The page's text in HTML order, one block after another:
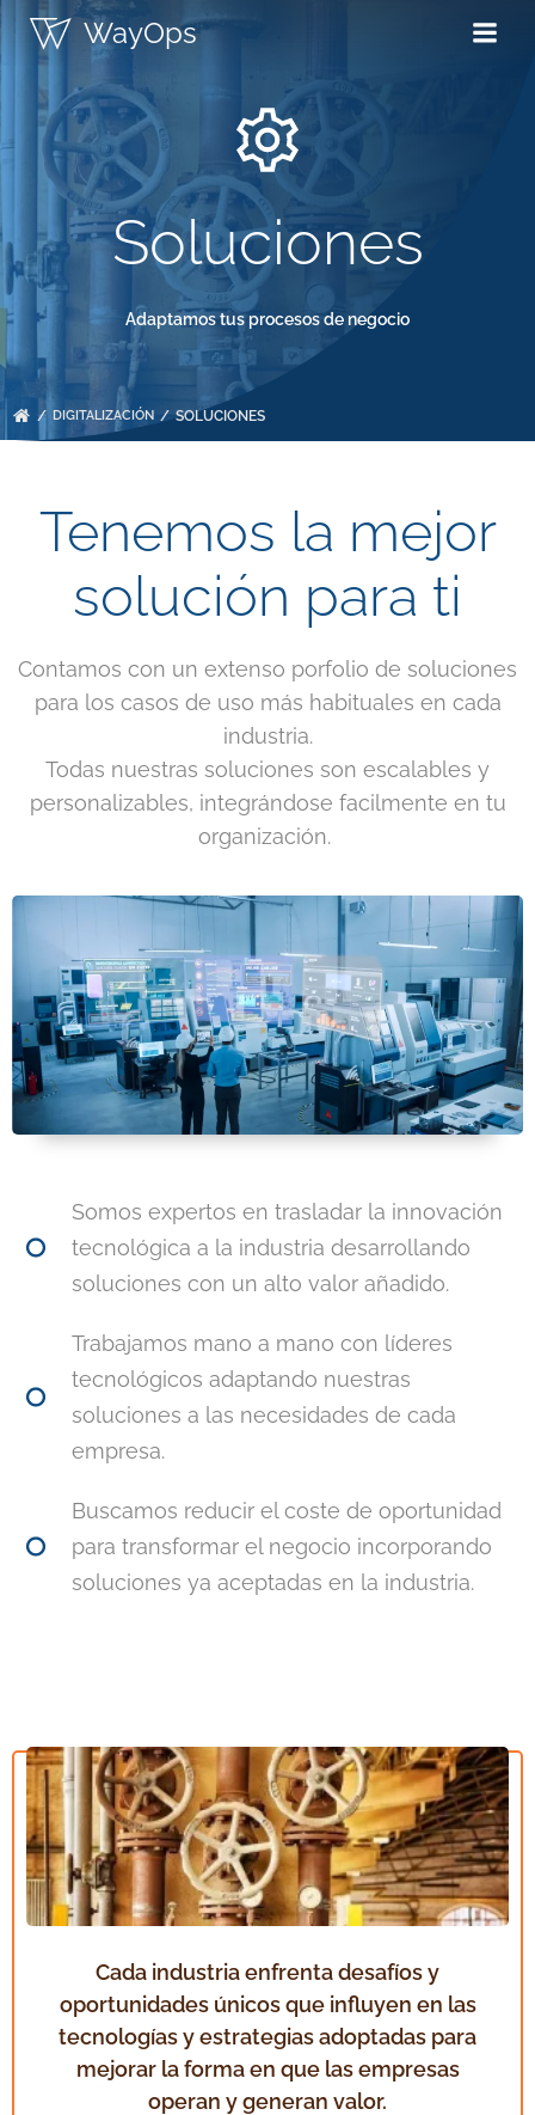
WayOps
Soluciones
Adaptamos tus procesos de negocio
DIGITALIZACIÓN SOLUCIONES
Tenemos la mejor
solución para ti
Contamos con un extenso porfolio de soluciones
para los casos de uso más habituales en cada
industria.
Todas nuestras soluciones son escalables y
personalizables, integrándose facilmente en tu
organización.
Somos expertos en trasladar la innovación
tecnológica a la industria desarrollando
soluciones con un alto valor añadido.
Trabajamos mano a mano con líderes
tecnológicos adaptando nuestras
soluciones a las necesidades de cada
empresa.
Buscamos reducir el coste de oportunidad
para transformar el negocio incorporando
soluciones ya aceptadas en la industria.
Cada industria enfrenta desafíos y
oportunidades únicos que influyen en las
tecnologías y estrategias adoptadas para
mejorar la forma en que las empresas
operan y generan valor.